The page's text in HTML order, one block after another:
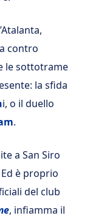
contro
le sottotrame
la sfida
i, o il duello
.
a San Siro
è proprio
del club
, infiamma il